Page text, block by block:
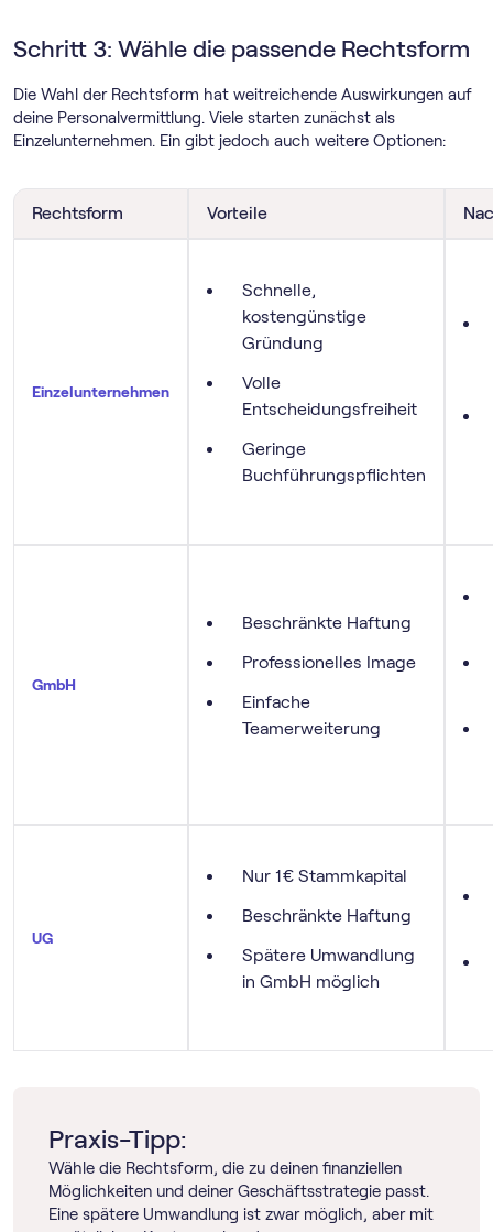
Schritt 3: Wähle die passende Rechtsform
Die Wahl der Rechtsform hat weitreichende Auswirkungen auf
deine Personalvermittlung. Viele starten zunächst als
Einzelunternehmen. Ein gibt jedoch auch weitere Optionen:
Rechtsform Vorteile
Einzelunternehmen
Schnelle,
kostengünstige
Gründung
Volle
Entscheidungsfreiheit
Geringe
Buchführungspflichten
GmbH
Beschränkte Haftung
Professionelles Image
Einfache
Teamerweiterung
UG
Nur 1 € Stammkapital
Beschränkte Haftung
Spätere Umwandlung
in GmbH möglich
Praxis-Tipp:
Wähle die Rechtsform, die zu deinen finanziellen
Möglichkeiten und deiner Geschäftsstrategie passt.
Eine spätere Umwandlung ist zwar möglich, aber mit